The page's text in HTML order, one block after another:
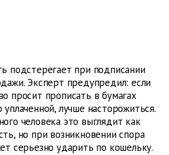
подстерегает при подписании
Эксперт предупредил: если
просит прописать в бумагах
лучше насторожиться.
человека это выглядит как
но при возникновении спора
серьезно ударить по кошельку.